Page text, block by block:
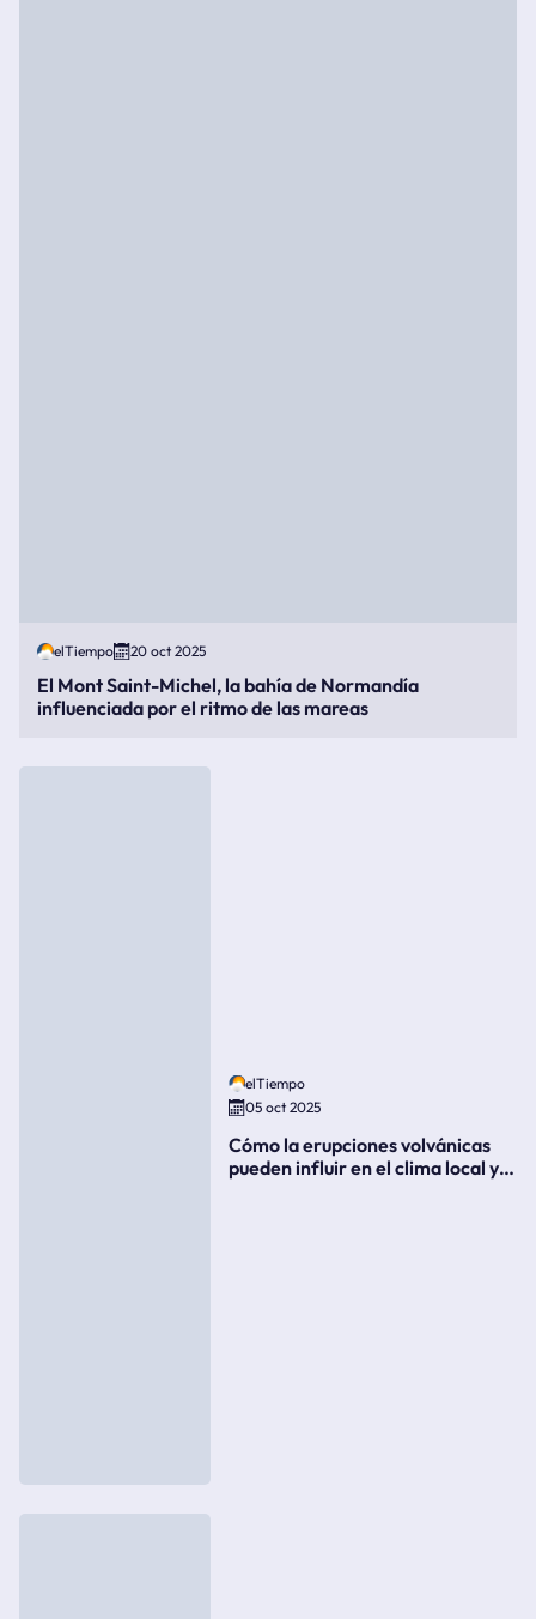
elTiempo 20 oct 2025
El Mont Saint-Michel, la bahía de Normandía
influenciada por el ritmo de las mareas
elTiempo
05 oct 2025
Cómo la erupciones volvánicas
pueden influir en el clima local y